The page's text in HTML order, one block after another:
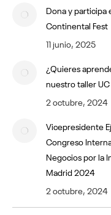
Dona y participa
Continental Fest
11 junio, 2025
¿Quieres
nuestro taller
2 octubre, 2024
Vicepresidente
Congreso
Negocios por la
Madrid 2024
2 octubre, 2024